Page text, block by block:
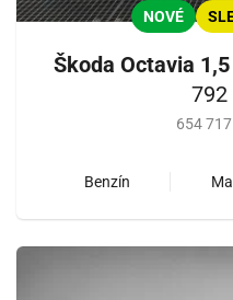
NOVÉ
Škoda Octavia
792
654
Benzín